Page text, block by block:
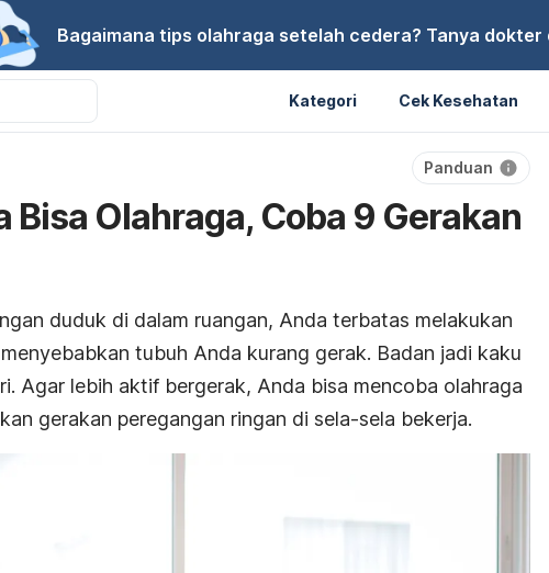
Bagaimana tips olahraga setelah cedera? Tanya dokter
Kategori Cek Kesehatan
Panduan
Bisa Olahraga, Coba 9 Gerakan
duduk di dalam ruangan, Anda terbatas melakukan
tubuh Anda kurang gerak. Badan jadi kaku
Agar lebih aktif bergerak, Anda bisa mencoba olahraga
gerakan peregangan ringan di sela-sela bekerja.